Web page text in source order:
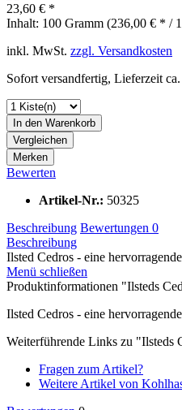
23,60 € *
Inhalt: 100 Gramm (236,00 € * /
inkl. MwSt. zzgl. Versandkosten
Sofort versandfertig, Lieferzeit
In den Warenkorb
Vergleichen
Merken
Bewerten
Artikel-Nr.: 50325
Beschreibung Bewertungen 0
Beschreibung
Ilsted Cedros - eine
Menü schließen
Produktinformationen "Ilsteds
Ilsted Cedros - eine
Weiterführende Links zu "Ilsteds
Fragen zum Artikel?
Weitere Artikel von